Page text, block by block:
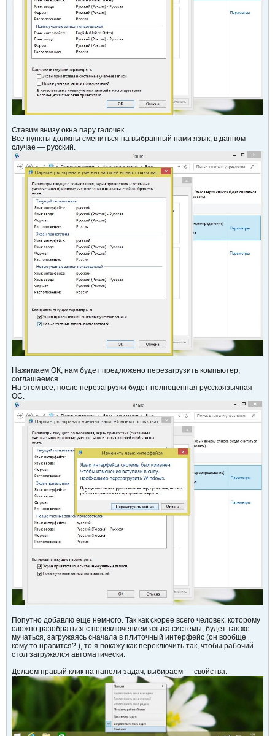
Ставим внизу окна пару галочек.
Все пункты должны смениться на выбранный нами язык, в данном
случае — русский.
Нажимаем ОК, нам будет предложено перезагрузить компьютер,
соглашаемся.
На этом все, после перезагрузки будет полноценная русскоязычная
ОС.
Попутно добавлю еще немного. Так как скорее всего человек, которому
сложно разобраться с переключением языка системы, будет так же
мучаться, загружаясь сначала в плиточный интерфейс (он вообще
кому то нравится? ), то я покажу как переключить так, чтобы рабочий
стол загружался автоматически.
Делаем правый клик на панели задач, выбираем — свойства.